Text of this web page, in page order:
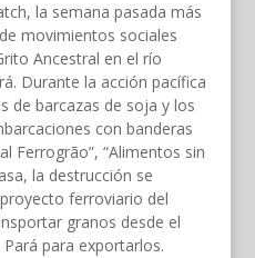
la semana pasada más
movimientos sociales
Ancestral en el río
Durante la acción pacífica
de barcazas de soja y los
con banderas
Ferrogrão”, “Alimentos sin
la destrucción se
ferroviario del
granos desde el
para exportarlos.